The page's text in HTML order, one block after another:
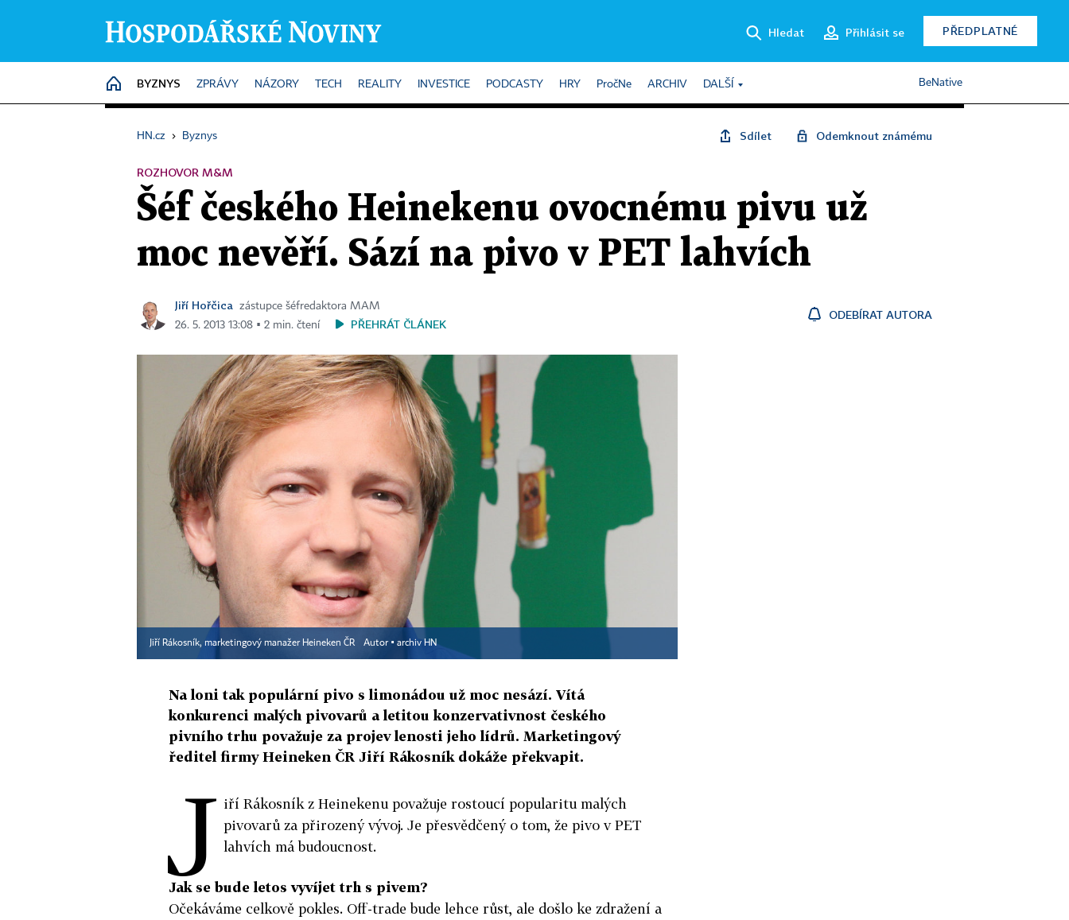
Hledat Přihlásit se PŘEDPLATNÉ
HOME
BYZNYS ZPRÁVY NÁZORY TECH REALITY INVESTICE PODCASTY HRY PročNe ARCHIV DALŠÍ BeNative
HN.cz › Byznys Sdílet Odemknout známému
ROZHOVOR M&M
Šéf českého Heinekenu ovocnému pivu už
moc nevěří. Sází na pivo v PET lahvích
Jiří Hořčica
zástupce šéfredaktora MAM
26. 5. 2013 13:08 ▪ 2 min. čtení
PŘEHRÁT ČLÁNEK
ODEBÍRAT AUTORA
Jiří Rákosník, marketingový manažer Heineken ČR Autor ▪ archiv HN
Na loni tak populární pivo s limonádou už moc nesází. Vítá
konkurenci malých pivovarů a letitou konzervativnost českého
pivního trhu považuje za projev lenosti jeho lídrů. Marketingový
ředitel firmy Heineken ČR Jiří Rákosník dokáže překvapit.
J iří Rákosník z Heinekenu považuje rostoucí popularitu malých
pivovarů za přirozený vývoj. Je přesvědčený o tom, že pivo v PET
lahvích má budoucnost.
Jak se bude letos vyvíjet trh s pivem?
Očekáváme celkově pokles. Off-trade bude lehce růst, ale došlo ke zdražení a